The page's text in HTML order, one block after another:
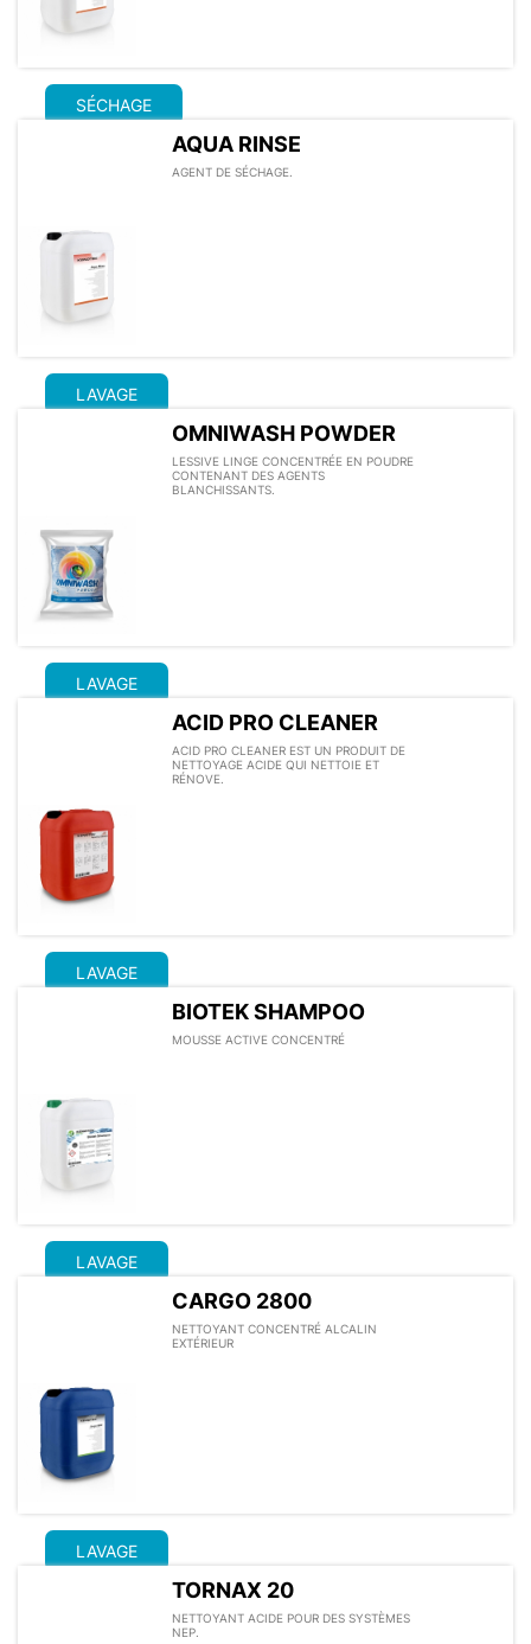
SÉCHAGE
AQUA RINSE
AGENT DE SÉCHAGE.
LAVAGE
OMNIWASH POWDER
LESSIVE LINGE CONCENTRÉE EN POUDRE
CONTENANT DES AGENTS
BLANCHISSANTS.
LAVAGE
ACID PRO CLEANER
ACID PRO CLEANER EST UN PRODUIT DE
NETTOYAGE ACIDE QUI NETTOIE ET
RÉNOVE.
LAVAGE
BIOTEK SHAMPOO
MOUSSE ACTIVE CONCENTRÉ
LAVAGE
CARGO 2800
NETTOYANT CONCENTRÉ ALCALIN
EXTÉRIEUR
LAVAGE
TORNAX 20
NETTOYANT ACIDE POUR DES SYSTÈMES
NEP.